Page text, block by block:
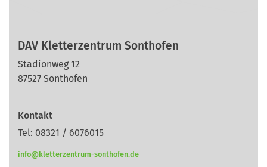
DAV Kletterzentrum Sonthofen
Stadionweg 12
87527 Sonthofen
Kontakt
Tel: 08321 / 6076015
info@kletterzentrum-sonthofen.de